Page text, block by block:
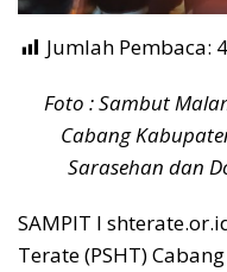
Jumlah Pembaca:
Foto : Sambut
Cabang
Sarasehan dan
SAMPIT I
Terate (PSHT)